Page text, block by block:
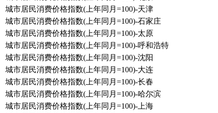
城市居民消费价格指数(上年同月=100)-天津
城市居民消费价格指数(上年同月=100)-石家庄
城市居民消费价格指数(上年同月=100)-太原
城市居民消费价格指数(上年同月=100)-呼和浩特
城市居民消费价格指数(上年同月=100)-沈阳
城市居民消费价格指数(上年同月=100)-大连
城市居民消费价格指数(上年同月=100)-长春
城市居民消费价格指数(上年同月=100)-哈尔滨
城市居民消费价格指数(上年同月=100)-上海